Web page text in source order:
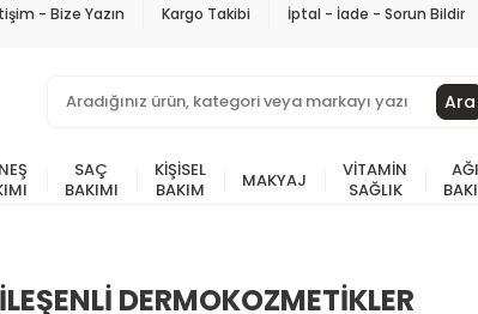
- Bize Yazın Kargo Takibi İptal - İade - Sorun Bildir
Ara
SAÇ
BAKIMI
KIŞISEL
BAKIM
MAKYAJ
VITAMIN
SAĞLIK
DERMOKOZMETIKLER